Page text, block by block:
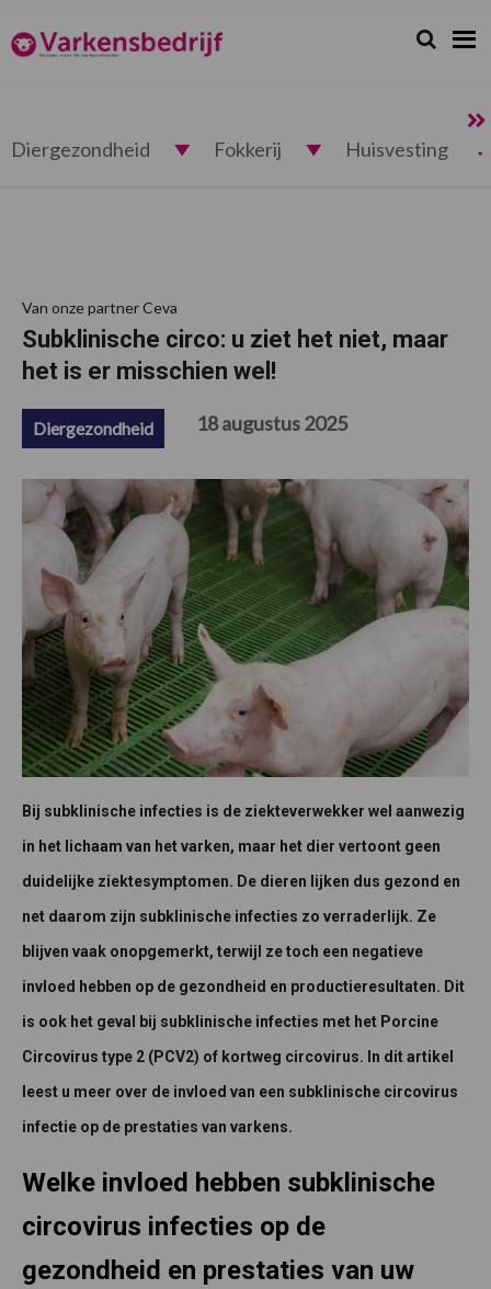
de
hoofdnavigatie
de
hoofd
de
eerste
de
voettekst
Varkensbedrijf.nl Zoeken...
Zoek
Diergezondheid Fokkerij Huisvesting
Van onze partner Ceva
Subklinische circo: u ziet het niet, maar
het is er misschien wel!
Diergezondheid 18 augustus 2025
Bij subklinische infecties is de ziekteverwekker wel aanwezig
in het lichaam van het varken, maar het dier vertoont geen
duidelijke ziektesymptomen. De dieren lijken dus gezond en
net daarom zijn subklinische infecties zo verraderlijk. Ze
blijven vaak onopgemerkt, terwijl ze toch een negatieve
invloed hebben op de gezondheid en productieresultaten. Dit
is ook het geval bij subklinische infecties met het Porcine
Circovirus type 2 (PCV2) of kortweg circovirus. In dit artikel
leest u meer over de invloed van een subklinische circovirus
infectie op de prestaties van varkens.
Welke invloed hebben subklinische
circovirus infecties op de
gezondheid en prestaties van uw